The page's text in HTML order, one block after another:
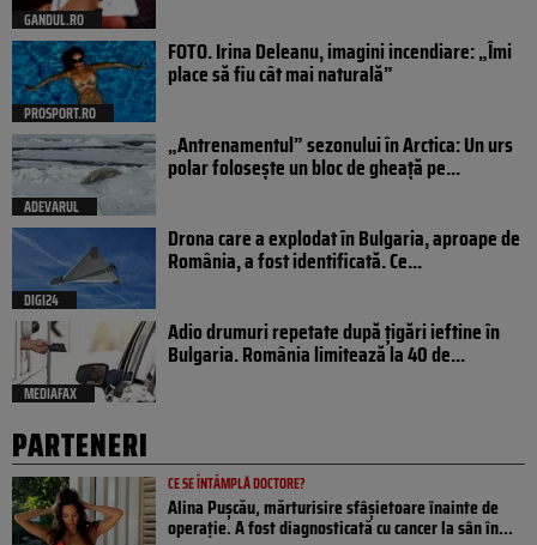
GANDUL.RO
PROSPORT.RO
FOTO. Irina Deleanu, imagini incendiare: „Îmi
place să fiu cât mai naturală”
ADEVARUL
„Antrenamentul” sezonului în Arctica: Un urs
polar folosește un bloc de gheață pe...
DIGI24
Drona care a explodat în Bulgaria, aproape de
România, a fost identificată. Ce...
MEDIAFAX
Adio drumuri repetate după țigări ieftine în
Bulgaria. România limitează la 40 de...
PARTENERI
CE SE ÎNTÂMPLĂ DOCTORE?
Alina Pușcău, mărturisire sfâșietoare înainte de
operație. A fost diagnosticată cu cancer la sân în...